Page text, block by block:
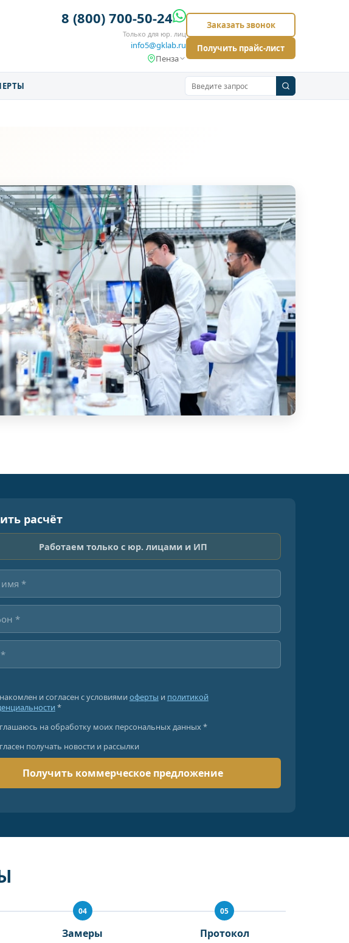
8 (800) 700-50-24
Только для юр. лиц
info5@gklab.ru
Пенза
Заказать звонок
Получить прайс-лист
расчёт
Работаем только с юр. лицами и ИП
и согласен с условиями оферты и политикой
*
на обработку моих персональных данных *
получать новости и рассылки
04
Замеры
05
Протокол